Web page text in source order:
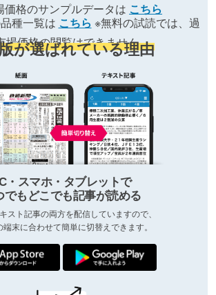
価格のサンプルデータは こちら
種一覧は こちら ※無料の試読では、過
場価格の閲覧はできません
が選ばれている理由
・スマホ・タブレットで
でもどこでも記事が読める
スト記事の両方を配信していますので、
端末に合わせて簡単に切替えできます。